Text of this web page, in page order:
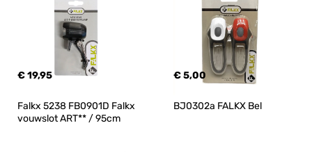
€ 19,95 € 5,00
Falkx 5238 FB0901D Falkx
vouwslot ART** / 95cm
BJ0302a FALKX Bel